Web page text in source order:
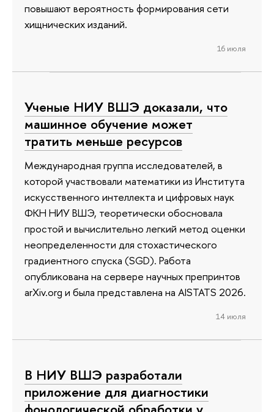
повышают вероятность формирования сети
хищнических изданий.
16 июля
Ученые НИУ ВШЭ доказали, что
машинное обучение может
тратить меньше ресурсов
Международная группа исследователей, в
которой участвовали математики из Института
искусственного интеллекта и цифровых наук
ФКН НИУ ВШЭ, теоретически обосновала
простой и вычислительно легкий метод оценки
неопределенности для стохастического
градиентного спуска (SGD). Работа
опубликована на сервере научных препринтов
arXiv.org и была представлена на AISTATS 2026.
14 июля
В НИУ ВШЭ разработали
приложение для диагностики